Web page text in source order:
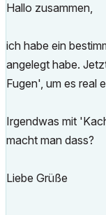
Hallo zusammen,
ich habe ein
angelegt habe.
Fugen', um es real
Irgendwas mit
macht man dass?
Liebe Grüße